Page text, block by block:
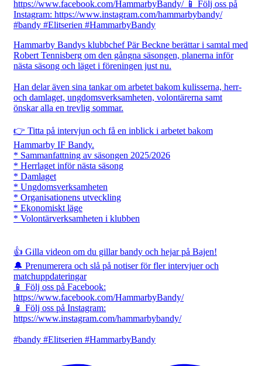
Hammarby Bandys klubbchef Pär Beckne berättar i samtal med
Robert Tennisberg om den gångna säsongen, planerna inför
nästa säsong och läget i föreningen just nu.
Han delar även sina tankar om arbetet bakom kulisserna, herr-
och damlaget, ungdomsverksamheten, volontärerna samt
önskar alla en trevlig sommar.
👉 Titta på intervjun och få en inblick i arbetet bakom
Hammarby IF Bandy.
* Sammanfattning av säsongen 2025/2026
* Herrlaget inför nästa säsong
* Damlaget
* Ungdomsverksamheten
* Organisationens utveckling
* Ekonomiskt läge
* Volontärverksamheten i klubben
👍 Gilla videon om du gillar bandy och hejar på Bajen!
🔔 Prenumerera och slå på notiser för fler intervjuer och
matchuppdateringar
📱 Följ oss på Facebook:
https://www.facebook.com/HammarbyBandy/
📱 Följ oss på Instagram:
https://www.instagram.com/hammarbybandy/
#bandy #Elitserien #HammarbyBandy